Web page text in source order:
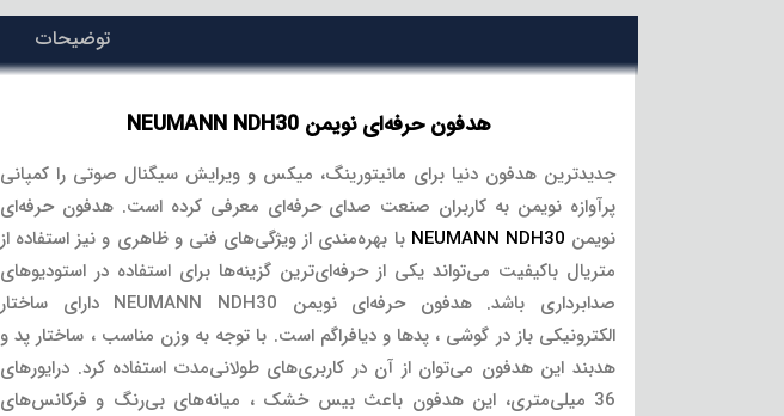
توضیحات
هدفون حرفه‌ای نویمن NEUMANN NDH30
جدیدترین هدفون دنیا برای مانیتورینگ، میکس و ویرایش سیگنال صوتی را کمپانی
پرآوازه نویمن به کاربران صنعت صدای حرفه‌ای معرفی کرده است. هدفون حرفه‌ای
نویمن NEUMANN NDH30 با بهره‌مندی از ویژگی‌های فنی و ظاهری و نیز استفاده از
متریال باکیفیت می‌تواند یکی از حرفه‌ای‌ترین گزینه‌ها برای استفاده در استودیوهای
صدابرداری باشد. هدفون حرفه‌ای نویمن NEUMANN NDH30 دارای ساختار
الکترونیکی باز در گوشی ، پدها و دیافراگم است. با توجه به وزن مناسب ، ساختار پد و
هدبند این هدفون می‌توان از آن در کاربری‌های طولانی‌مدت استفاده کرد. درایورهای
36 میلی‌متری، این هدفون باعث بیس خشک ، میانه‌های بی‌رنگ و فرکانس‌های